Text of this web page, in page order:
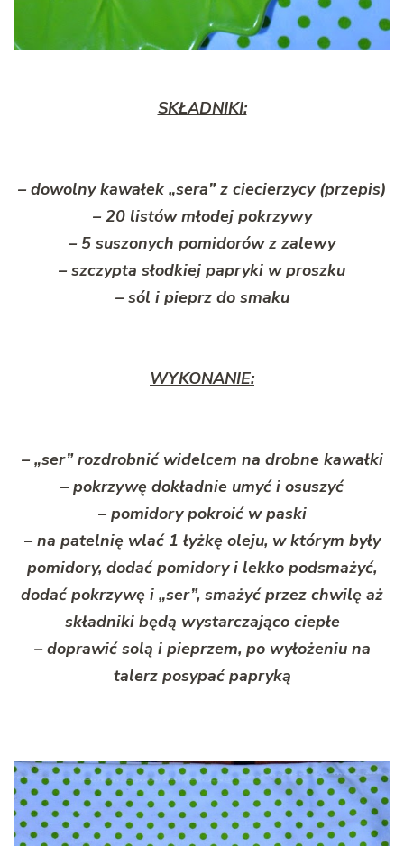
SKŁADNIKI:
– dowolny kawałek „sera” z ciecierzycy (przepis)
– 20 listów młodej pokrzywy
– 5 suszonych pomidorów z zalewy
– szczypta słodkiej papryki w proszku
– sól i pieprz do smaku
WYKONANIE:
– „ser” rozdrobnić widelcem na drobne kawałki
– pokrzywę dokładnie umyć i osuszyć
– pomidory pokroić w paski
– na patelnię wlać 1 łyżkę oleju, w którym były
pomidory, dodać pomidory i lekko podsmażyć,
dodać pokrzywę i „ser”, smażyć przez chwilę aż
składniki będą wystarczająco ciepłe
– doprawić solą i pieprzem, po wyłożeniu na
talerz posypać papryką